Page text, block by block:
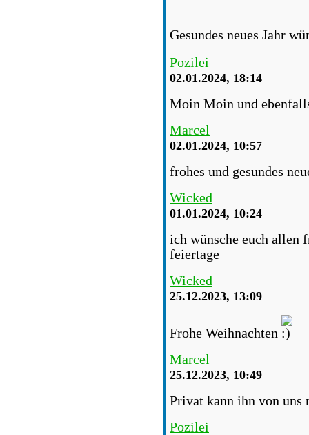
Gesundes neues Jahr
Pozilei
02.01.2024, 18:14
Moin Moin und
Marcel
02.01.2024, 10:57
frohes und gesundes
Wicked
01.01.2024, 10:24
ich wünsche euch allen
feiertage
Wicked
25.12.2023, 13:09
Frohe Weihnachten
Marcel
25.12.2023, 10:49
Privat kann ihn von uns
Pozilei